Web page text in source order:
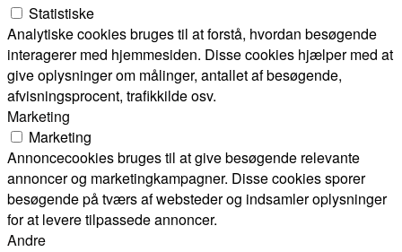
Statistiske
Analytiske cookies bruges til at forstå, hvordan besøgende
interagerer med hjemmesiden. Disse cookies hjælper med at
give oplysninger om målinger, antallet af besøgende,
afvisningsprocent, trafikkilde osv.
Marketing
Marketing
Annoncecookies bruges til at give besøgende relevante
annoncer og marketingkampagner. Disse cookies sporer
besøgende på tværs af websteder og indsamler oplysninger
for at levere tilpassede annoncer.
Andre